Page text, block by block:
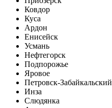
Ковдор
Куса
Ардон
Енисейск
Усмань
Нефтегорск
Подпорожье
Яровое
Петровск-Забайкальский
Инза
Слюдянка